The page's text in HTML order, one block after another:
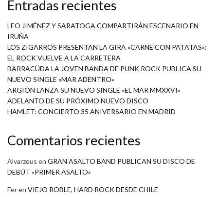
Entradas recientes
LEO JIMÉNEZ Y SARATOGA COMPARTIRÁN ESCENARIO EN
IRUÑA
LOS ZIGARROS PRESENTAN LA GIRA «CARNE CON PATATAS»:
EL ROCK VUELVE A LA CARRETERA
BARRACÜDA LA JOVEN BANDA DE PUNK ROCK PUBLICA SU
NUEVO SINGLE «MAR ADENTRO»
ARGIÓN LANZA SU NUEVO SINGLE «EL MAR MMXXVI»
ADELANTO DE SU PRÓXIMO NUEVO DISCO
HAMLET: CONCIERTO 35 ANIVERSARIO EN MADRID
Comentarios recientes
Alvarzeus en GRAN ASALTO BAND PUBLICAN SU DISCO DE
DEBÚT «PRIMER ASALTO»
Feren VIEJO ROBLE, HARD ROCK DESDE CHILE